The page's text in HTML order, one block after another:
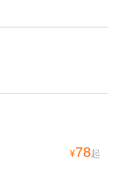
¥78起